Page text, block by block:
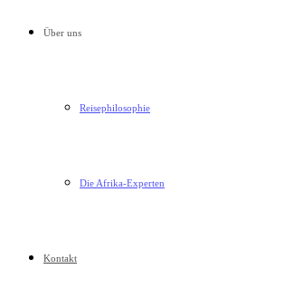
Über uns
Reisephilosophie
Die Afrika-Experten
Kontakt